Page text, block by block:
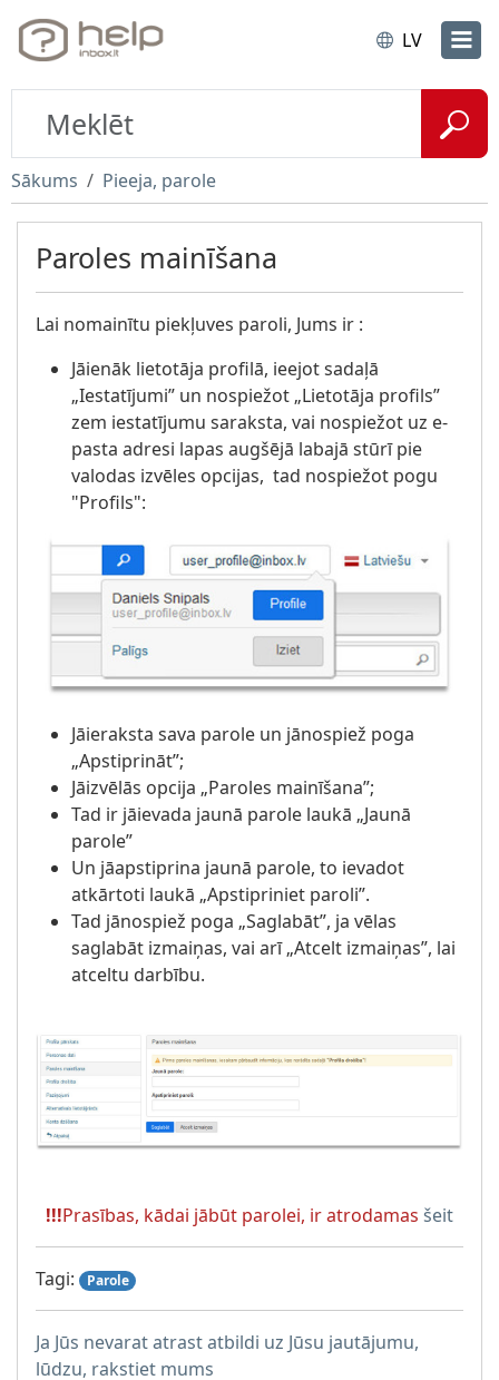
LV
Sākums Pieeja, parole
Paroles mainīšana
Lai nomainītu piekļuves paroli, Jums ir :
Jāienāk lietotāja profilā, ieejot sadaļā
„Iestatījumi” un nospiežot „Lietotāja profils”
zem iestatījumu saraksta, vai nospiežot uz e-
pasta adresi lapas augšējā labajā stūrī pie
valodas izvēles opcijas, tad nospiežot pogu
"Profils":
Jāieraksta sava parole un jānospiež poga
„Apstiprināt”;
Jāizvēlās opcija „Paroles mainīšana”;
Tad ir jāievada jaunā parole laukā „Jaunā
parole”
Un jāapstiprina jaunā parole, to ievadot
atkārtoti laukā „Apstipriniet paroli”.
Tad jānospiež poga „Saglabāt”, ja vēlas
saglabāt izmaiņas, vai arī „Atcelt izmaiņas”, lai
atceltu darbību.
!!!Prasības, kādai jābūt parolei, ir atrodamas šeit
Tagi: Parole
Ja Jūs nevarat atrast atbildi uz Jūsu jautājumu,
lūdzu, rakstiet mums